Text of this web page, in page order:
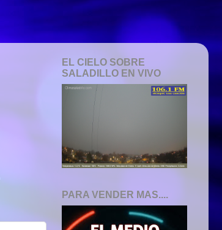
EL CIELO SOBRE
SALADILLO EN VIVO
PARA VENDER MAS....